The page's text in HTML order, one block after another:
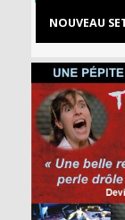
NOUVEAU